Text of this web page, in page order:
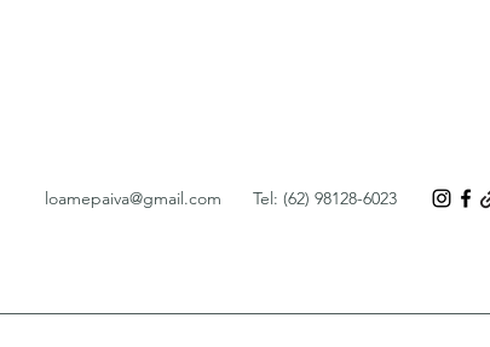
loamepaiva@gmail.com Tel: (62) 98128-6023